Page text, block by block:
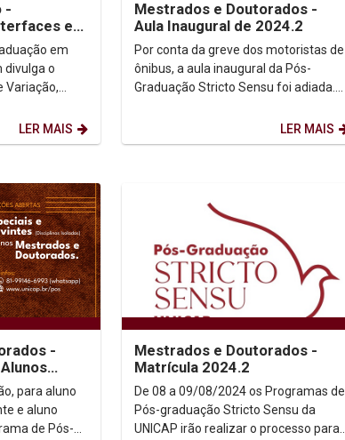
-
e
em
divulga o
Variação,
LER MAIS
Mestrados e Doutorados -
Aula Inaugural de 2024.2
Por conta da greve dos motoristas de
ônibus, a aula inaugural da Pós-
Graduação Stricto Sensu foi adiada.
LER MAIS
-
para aluno
e aluno
de Pós-
Mestrados e Doutorados -
Matrícula 2024.2
De 08 a 09/08/2024 os Programas de
Pós-graduação Stricto Sensu da
UNICAP irão realizar o processo para